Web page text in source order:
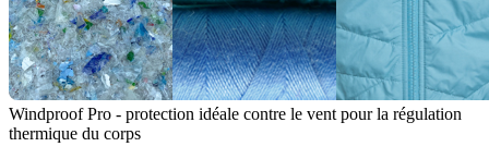
Windproof Pro - protection idéale contre le vent pour la régulation
thermique du corps